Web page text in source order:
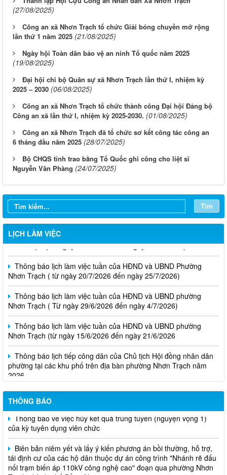
(27/08/2025)
Công an xã Nhơn Trạch tổ chức Giải bóng chuyền mở rộng
lần thứ 1 năm 2025 (21/08/2025)
Ngày hội Toàn dân bảo vệ an ninh Tổ quốc năm 2025
(19/08/2025)
Đại hội chi bộ Quân sự xã Nhơn Trạch lần thứ I, nhiệm kỳ
2025 – 2030 (06/08/2025)
Công an xã Nhơn Trạch tổ chức thành công Đại hội Đảng bộ
Công an xã lần thứ I, nhiệm kỳ 2025-2030. (01/08/2025)
Công an xã Nhơn Trạch đã tổ chức sơ kết công tác công an
6 tháng đầu năm 2025 (28/07/2025)
Bộ CHQS tỉnh trao bằng Tổ Quốc ghi công cho liệt sĩ
Nguyễn Văn Phàng (24/07/2025)
Tìm
LỊCH LÀM VIỆC
Thông báo lịch làm việc tuần của HĐND và UBND phường
Nhơn Trạch( từ ngày 03/08/2026 đến ngày 08/08/2026)
Thông báo lịch làm việc tuần của HĐND và UBND Phường
Nhơn Trạch ( từ ngày 20/7/2026 đến ngày 25/7/2026)
Thông báo lịch làm việc tuần của HĐND và UBND phường
Nhơn Trạch ( Từ ngày 29/6/2026 đến ngày 4/7/2026)
Thông báo lịch làm việc tuần của HĐND và UBND phường
Nhơn Trạch (từ ngày 15/6/2026 đến ngày 21/6/2026
Thông báo lịch tiếp công dân của Chủ tịch Hội đồng nhân dân
phường tại các khu phố trên địa bàn phường Nhơn Trạch năm
2026
THÔNG BÁO
Niêm yết phương án bồi thường, hỗ trợ, tái định cư
Thông báo về việc hủy kết quả trúng tuyển (nguyện vọng 1)
của kỳ tuyên dụng viên chức
Biên bản niêm yết và lấy ý kiến phương án bồi thường, hỗ trợ,
tái định cư của các hộ dân thuộc dự án công trình "Nhánh rẽ đấu
nối trạm biến áp 110kV công nghệ cao" đoạn qua phường Nhơn
Trạch, thành phố Đồng Nai